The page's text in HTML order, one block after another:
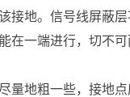
接地。信号线屏蔽
在一端进行，切不可
地粗一些，接地点